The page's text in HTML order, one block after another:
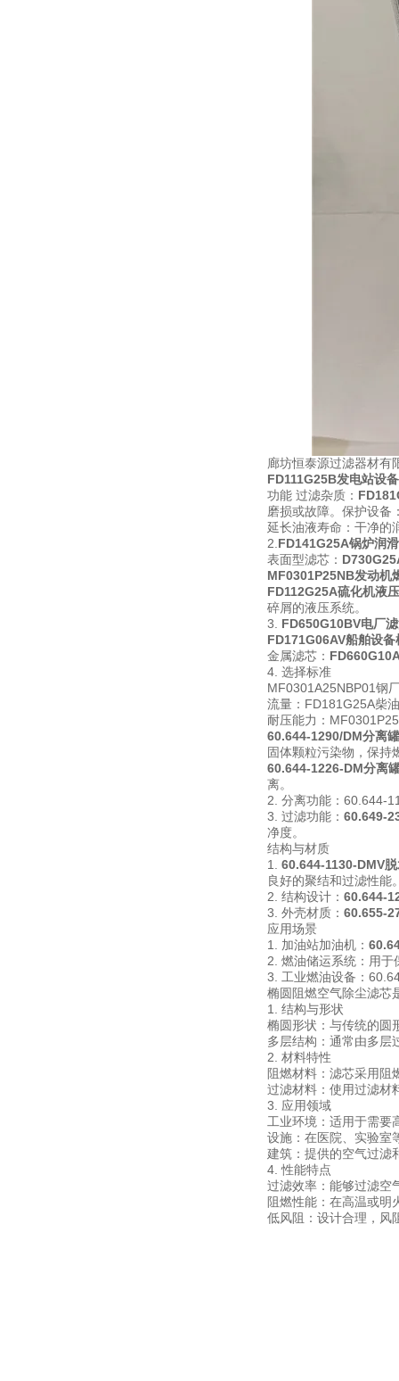
廊坊恒泰源过滤器材有
FD111G25B发电站设
功能 过滤杂质：
磨损或故障。保护设备
延长油液寿命：干净的
2. FD141G25A锅炉润
表面型滤芯：
MF0301P25NB发动机
FD112G25A硫化机液
碎屑的液压系统。
3. FD650G10BV电厂
FD171G06AV船舶设备
金属滤芯：
4. 选择标准
MF0301A25NBP01钢
流量：FD181G25A柴
耐压能力：
60.644-1290/DM分离
固体颗粒污染物，保持
60.644-1226-DM分离
离。
2. 分离功能：60.644-
3. 过滤功能： 60.649-
净度。
结构与材质
1. 60.644-1130-DMV
良好的聚结和过滤性能
2. 结构设计： 60.644-
3. 外壳材质： 60.655-
应用场景
1. 加油站加油机：
2. 燃油储运系统：用
3. 工业燃油设备：
椭圆阻燃空气除尘滤芯
1. 结构与形状
椭圆形状：与传统的圆
多层结构：通常由多层
2. 材料特性
阻燃材料：滤芯采用阻
过滤材料：使用过滤材
3. 应用领域
工业环境：适用于需要
设施：在医院、实验室
建筑：提供的空气过滤
4. 性能特点
过滤效率：能够过滤空
阻燃性能：在高温或明
低风阻：设计合理，风